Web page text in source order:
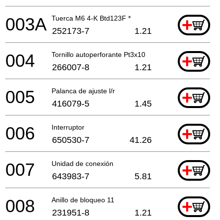
Tuerca M6 4-K Btd123F * +
003A 252173-7 1.21
Tornillo autoperforante Pt3x10 +
004 266007-8 1.21
Palanca de ajuste l/r +
005 416079-5 1.45
Interruptor +
006 650530-7 41.26
Unidad de conexión +
007 643983-7 5.81
Anillo de bloqueo 11 +
008 231951-8 1.21